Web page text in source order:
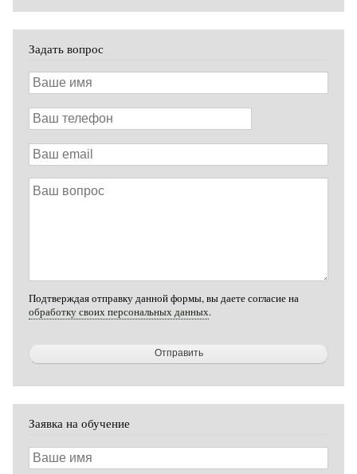
Задать вопрос
Ваше
имя
Ваш
телефон
Ваш
email
Ваш
вопрос
Подтверждая отправку данной формы, вы даете согласие на
обработку своих персональных данных.
Заявка на обучение
Ваше
имя